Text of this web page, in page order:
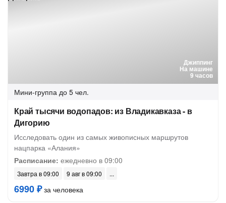
Джиппинг
На машине
9 часов
Мини-группа до 5 чел.
Край тысячи водопадов: из Владикавказа - в
Дигорию
Исследовать один из самых живописных маршрутов
нацпарка «Алания»
Расписание: ежедневно в 09:00
Завтра в 09:00 9 авг в 09:00
6990 ₽за человека